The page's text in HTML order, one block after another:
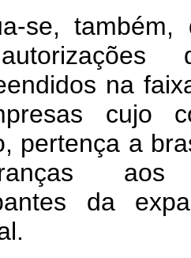
se,
na
cujo
pertença a
aos
da